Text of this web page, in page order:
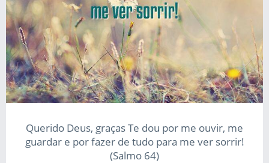
Querido Deus, graças Te dou por me ouvir, me
guardar e por fazer de tudo para me ver sorrir!
(Salmo 64)